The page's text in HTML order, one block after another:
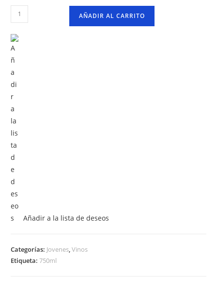
Vino
Frontera
Merlot
–
750ml
cantidad
AÑADIR AL CARRITO
Añadir a la lista de deseos
Categorías: Jovenes ,Vinos
Etiqueta:750ml